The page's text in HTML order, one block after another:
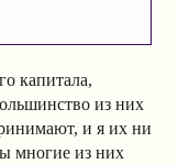
капитала,
из них
и я их ни
многие из них